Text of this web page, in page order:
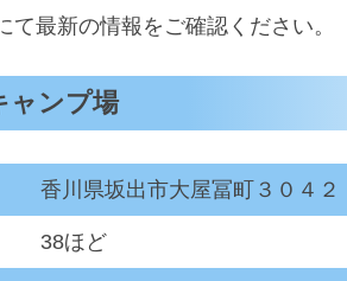
最新の情報をご確認ください。
ャンプ場
香川県坂出市大屋冨町３０４２
38ほど